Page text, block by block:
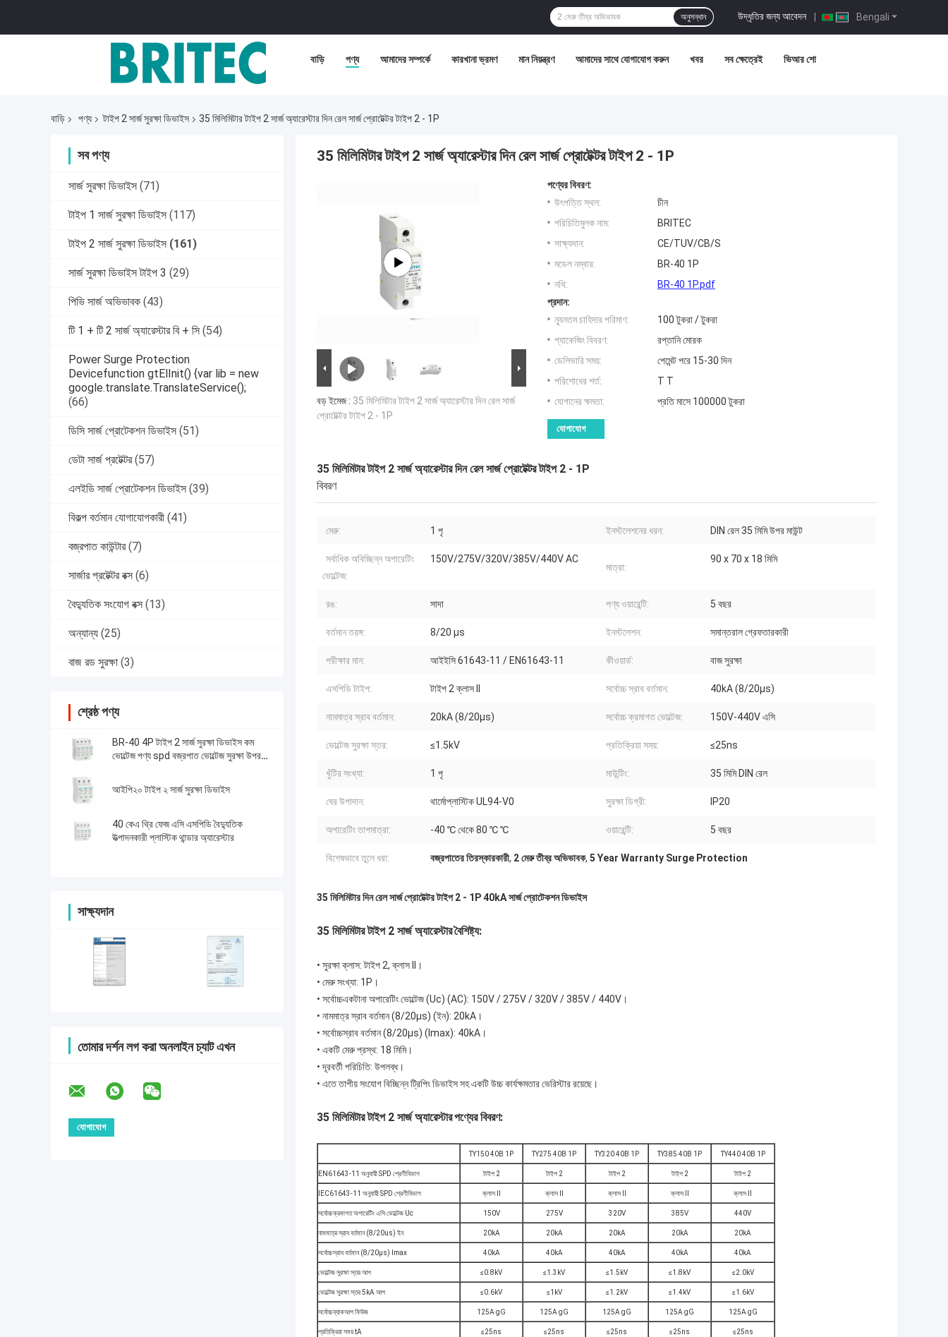
Bengali
উদ্ধৃতির জন্য আবেদন |
অনুসন্ধান
বাড়ি পণ্য আমাদের সম্পর্কে কারখানা ভ্রমণ মান নিয়ন্ত্রণ আমাদের সাথে যোগাযোগ করুন খবর সব ক্ষেত্রেই ভিআর শো
বাড়ি পণ্য টাইপ 2 সার্জ সুরক্ষা ডিভাইস 35 মিলিমিটার টাইপ 2 সার্জ অ্যারেস্টার দিন রেল সার্জ প্রোটেক্টর টাইপ 2 - 1P
সব পণ্য
সার্জ সুরক্ষা ডিভাইস (71)
টাইপ 1 সার্জ সুরক্ষা ডিভাইস (117)
টাইপ 2 সার্জ সুরক্ষা ডিভাইস (161)
সার্জ সুরক্ষা ডিভাইস টাইপ 3 (29)
পিভি সার্জ অভিভাবক (43)
টি 1 + টি 2 সার্জ অ্যারেস্টার বি + সি (54)
Power Surge Protection
Devicefunction gtElInit() {var lib = new
google.translate.TranslateService();
(66)
ডিসি সার্জ প্রোটেকশন ডিভাইস (51)
ডেটা সার্জ প্রটেক্টর (57)
এলইডি সার্জ প্রোটেকশন ডিভাইস (39)
বিকল্প বর্তমান যোগাযোগকারী (41)
বজ্রপাত কাউন্টার (7)
সার্জার প্রটেক্টর বক্স (6)
বৈদ্যুতিক সংযোগ বক্স (13)
অন্যান্য (25)
বাজ রড সুরক্ষা (3)
শ্রেষ্ঠ পণ্য
BR-40 4P টাইপ 2 সার্জ সুরক্ষা ডিভাইস কম
ভোল্টেজ পণ্য spd বজ্রপাত ভোল্টেজ সুরক্ষা উপর
আইপি২০ টাইপ ২ সার্জ সুরক্ষা ডিভাইস
40 কেএ থ্রি ফেজ এসি এসপিডি বৈদ্যুতিক
উত্পাদনকারী প্লাস্টিক থান্ডার অ্যারেস্টার
সাক্ষ্যদান
তোমার দর্শন লগ করা অনলাইন চ্যাট এখন
35 মিলিমিটার টাইপ 2 সার্জ অ্যারেস্টার দিন রেল সার্জ প্রোটেক্টর টাইপ 2 - 1P
বড় ইমেজ : 35 মিলিমিটার টাইপ 2 সার্জ অ্যারেস্টার দিন রেল সার্জ
প্রোটেক্টর টাইপ 2 - 1P
পণ্যের বিবরণ:
উৎপত্তি স্থল:
চীন
পরিচিতিমুলক নাম:
BRITEC
সাক্ষ্যদান:
CE/TUV/CB/S
মডেল নম্বার:
BR-40 1P
নথি:
BR-40 1P.pdf
প্রদান:
ন্যূনতম চাহিদার পরিমাণ:
100 টুকরা / টুকরা
প্যাকেজিং বিবরণ:
রপ্তানি মোরক
ডেলিভারি সময়:
পেমেন্ট পরে 15-30 দিন
পরিশোধের শর্ত:
T T
যোগানের ক্ষমতা:
প্রতি মাসে 100000 টুকরা
যোগাযোগ
35 মিলিমিটার টাইপ 2 সার্জ অ্যারেস্টার দিন রেল সার্জ প্রোটেক্টর টাইপ 2 - 1P
বিবরণ
মেরু: 1 পৃ ইনস্টলেশনের ধরন: DIN রেল 35 মিমি উপর মাউন্ট
সর্বাধিক অবিচ্ছিন্ন অপারেটিং
ভোল্টেজ:
150V/275V/320V/385V/440V AC
মাত্রা:
90 x 70 x 18 মিমি
রঙ: সাদা পণ্য ওয়ারেন্টি: 5 বছর
বর্তমান তরঙ্গ: 8/20 µs ইনস্টলেশন: সমান্তরাল গ্রেফতারকারী
পরীক্ষার মান: আইইসি 61643-11 / EN61643-11 কীওয়ার্ড: বাজ সুরক্ষা
এসপিডি টাইপ: টাইপ 2 ক্লাস II সর্বোচ্চ স্রাব বর্তমান: 40kA (8/20μs)
নামমাত্র স্রাব বর্তমান: 20kA (8/20μs) সর্বোচ্চ ক্রমাগত ভোল্টেজ: 150V-440V এসি
ভোল্টেজ সুরক্ষা স্তর: ≤1.5kV প্রতিক্রিয়া সময়: ≤25ns
খুঁটির সংখ্যা: 1 পৃ মাউন্টিং: 35 মিমি DIN রেল
ঘের উপাদান: থার্মোপ্লাস্টিক UL94-V0 সুরক্ষা ডিগ্রী: IP20
অপারেটিং তাপমাত্রা: -40 ℃ থেকে 80 ℃ ℃ ওয়ারেন্টি: 5 বছর
বিশেষভাবে তুলে ধরা: বজ্রপাতের তিরস্কারকারী, 2 মেরু তীব্র অভিভাবক, 5 Year Warranty Surge Protection
35 মিলিমিটার দিন রেল সার্জ প্রোটেক্টর টাইপ 2 - 1P 40kA সার্জ প্রোটেকশন ডিভাইস
35 মিলিমিটার টাইপ 2 সার্জ অ্যারেস্টারবৈশিষ্ট্য:
• সুরক্ষা ক্লাস: টাইপ 2, ক্লাস II।
• মেরু সংখ্যা: 1P।
• সর্বোচ্চএকটানা অপারেটিং ভোল্টেজ (Uc) (AC): 150V / 275V / 320V / 385V / 440V।
• নামমাত্র স্রাব বর্তমান (8/20μs) (ইন): 20kA।
• সর্বোচ্চস্রাব বর্তমান (8/20μs) (Imax): 40kA।
• একটি মেরু প্রস্থ: 18 মিমি।
• দূরবর্তী পরিচিতি: উপলব্ধ।
• এতে তাপীয় সংযোগ বিচ্ছিন্ন ট্রিপিং ডিভাইস সহ একটি উচ্চ কার্যক্ষমতার ভেরিস্টার রয়েছে।
35 মিলিমিটার টাইপ 2 সার্জ অ্যারেস্টারপণ্যের বিবরণ:
TY150 40B 1P TY275 40B 1P TY320 40B 1P TY385 40B 1P TY440 40B 1P
EN61643-11 অনুযায়ী SPD শ্রেণীবিভাগ টাইপ 2 টাইপ 2 টাইপ 2 টাইপ 2 টাইপ 2
IEC61643-11 অনুযায়ী SPD শ্রেণীবিভাগ ক্লাস II ক্লাস II ক্লাস II ক্লাস II ক্লাস II
সর্বোচ্চক্রমাগত অপারেটিং এসি ভোল্টেজ Uc 150V 275V 320V 385V 440V
নামমাত্র স্রাব বর্তমান (8/20us) ইন 20kA 20kA 20kA 20kA 20kA
সর্বোচ্চস্রাব বর্তমান (8/20μs) Imax 40kA 40kA 40kA 40kA 40kA
ভোল্টেজ সুরক্ষা স্তর আপ ≤0.8kV ≤1.3kV ≤1.5kV ≤1.8kV ≤2.0kV
ভোল্টেজ সুরক্ষা স্তর 5kA আপ ≤0.6kV ≤1kV ≤1.2kV ≤1.4kV ≤1.6kV
সর্বোচ্চব্যাকআপ ফিউজ 125A gG 125A gG 125A gG 125A gG 125A gG
প্রতিক্রিয়া সময় tA ≤25ns ≤25ns ≤25ns ≤25ns ≤25ns